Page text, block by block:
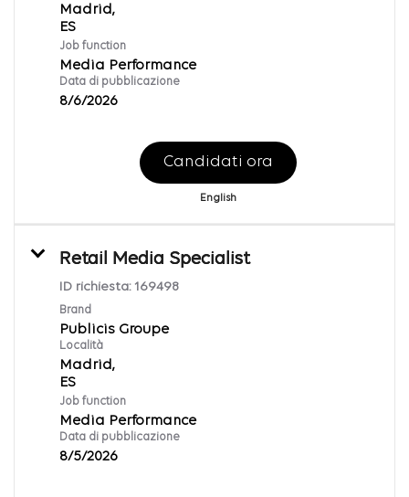
Madrid,
Job function
Media Performance
Data di pubblicazione
8/6/2026
Candidati ora
English
Retail Media Specialist
ID richiesta: 169498
Brand
Publicis Groupe
Località
Madrid,
Job function
Media Performance
Data di pubblicazione
8/5/2026